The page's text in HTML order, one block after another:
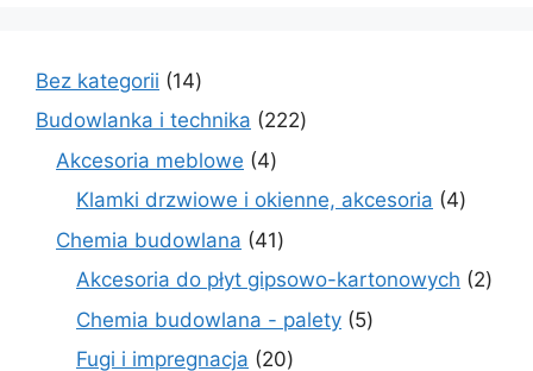
Bez kategorii 1414
produktów
Budowlanka i technika 222222
Akcesoria meblowe 44
produkty
Klamki drzwiowe i okienne, akcesoria 44
Chemia budowlana 4141
produktów
Akcesoria do płyt gipsowo-kartonowych 22
Chemia budowlana - palety 55
Fugi i impregnacja 2020